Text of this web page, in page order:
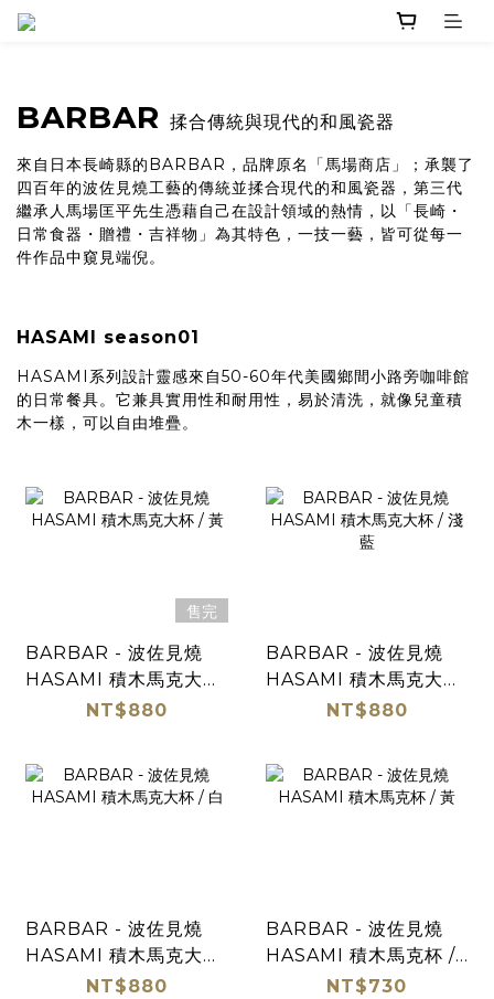
BARBAR 揉合傳統與現代的和風瓷器
來自日本長崎縣的BARBAR，品牌原名「馬場商店」；承襲了
四百年的波佐見燒工藝的傳統並揉合現代的和風瓷器，第三代
繼承人馬場匡平先生憑藉自己在設計領域的熱情，以「長崎・
日常食器・贈禮・吉祥物」為其特色，一技一藝，皆可從每一
件作品中窺見端倪。
HASAMI season01
HASAMI系列設計靈感來自50-60年代美國鄉間小路旁咖啡館
的日常餐具。它兼具實用性和耐用性，易於清洗，就像兒童積
木一樣，可以自由堆疊。
售完
BARBAR - 波佐見燒
HASAMI 積木馬克大杯
NT$880
BARBAR - 波佐見燒
HASAMI 積木馬克大杯
NT$880
BARBAR - 波佐見燒
HASAMI 積木馬克大杯
NT$880
BARBAR - 波佐見燒
HASAMI 積木馬克杯 /
NT$730